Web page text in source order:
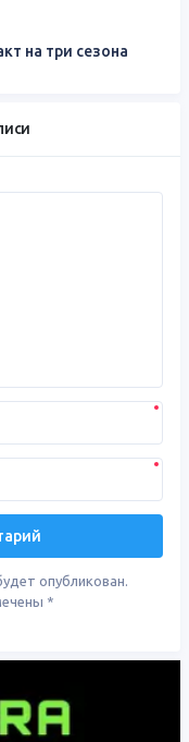
на три сезона
опубликован.
*